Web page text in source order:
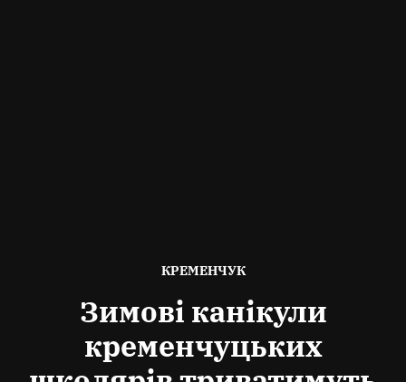
ОПУБЛІКОВАНО
КРЕМЕНЧУК
Зимові канікули
кременчуцьких